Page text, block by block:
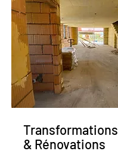
Transformations
& Rénovations